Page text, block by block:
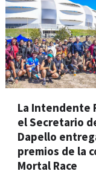
La Intendente
el Secretario
Dapello
premios de la
Mortal Race